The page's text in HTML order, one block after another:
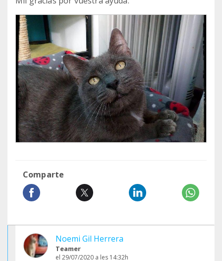
Comparte
Noemi Gil Herrera
Teamer
el 29/07/2020 a les 14:32h